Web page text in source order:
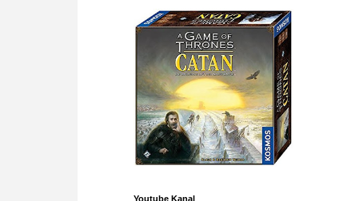
Youtube Kanal